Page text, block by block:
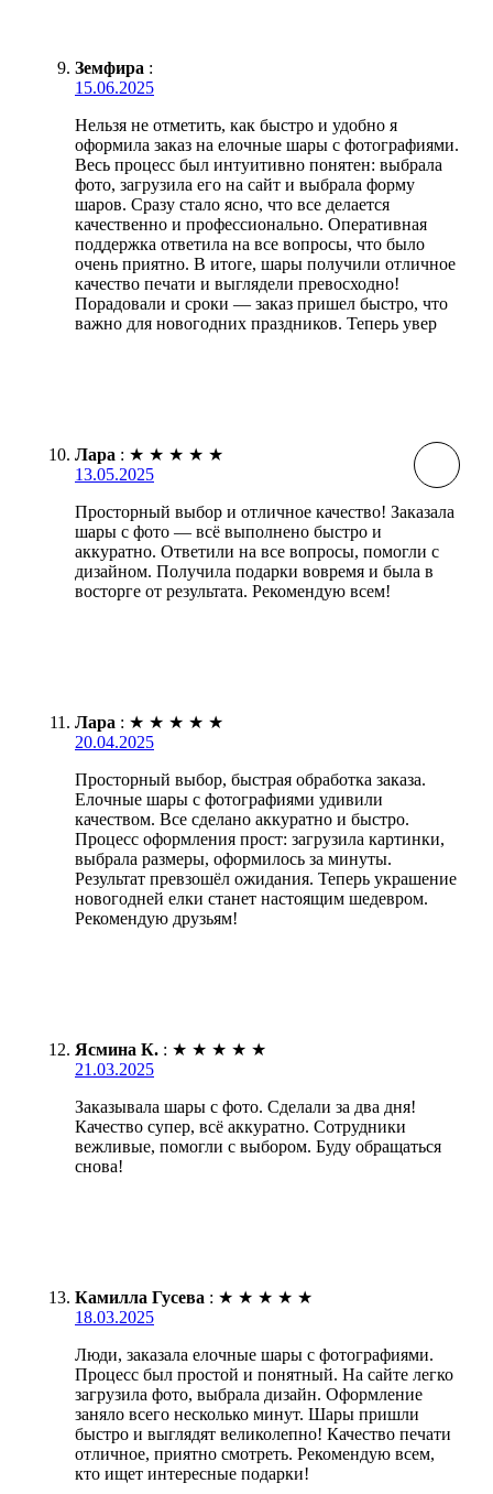
Земфира :
15.06.2025
Нельзя не отметить, как быстро и удобно я
оформила заказ на елочные шары с фотографиями.
Весь процесс был интуитивно понятен: выбрала
фото, загрузила его на сайт и выбрала форму
шаров. Сразу стало ясно, что все делается
качественно и профессионально. Оперативная
поддержка ответила на все вопросы, что было
очень приятно. В итоге, шары получили отличное
качество печати и выглядели превосходно!
Порадовали и сроки — заказ пришел быстро, что
важно для новогодних праздников. Теперь увер
Лара : ★ ★ ★ ★ ★
13.05.2025
Просторный выбор и отличное качество! Заказала
шары с фото — всё выполнено быстро и
аккуратно. Ответили на все вопросы, помогли с
дизайном. Получила подарки вовремя и была в
восторге от результата. Рекомендую всем!
Лара : ★ ★ ★ ★ ★
20.04.2025
Просторный выбор, быстрая обработка заказа.
Елочные шары с фотографиями удивили
качеством. Все сделано аккуратно и быстро.
Процесс оформления прост: загрузила картинки,
выбрала размеры, оформилось за минуты.
Результат превзошёл ожидания. Теперь украшение
новогодней елки станет настоящим шедевром.
Рекомендую друзьям!
Ясмина К. : ★ ★ ★ ★ ★
21.03.2025
Заказывала шары с фото. Сделали за два дня!
Качество супер, всё аккуратно. Сотрудники
вежливые, помогли с выбором. Буду обращаться
снова!
Камилла Гусева : ★ ★ ★ ★ ★
18.03.2025
Люди, заказала елочные шары с фотографиями.
Процесс был простой и понятный. На сайте легко
загрузила фото, выбрала дизайн. Оформление
заняло всего несколько минут. Шары пришли
быстро и выглядят великолепно! Качество печати
отличное, приятно смотреть. Рекомендую всем,
кто ищет интересные подарки!